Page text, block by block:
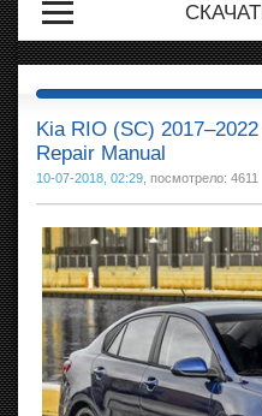
Kia RIO (SC)
Repair Manual
10-07-2018, 02:29 , посмотрело: 4611